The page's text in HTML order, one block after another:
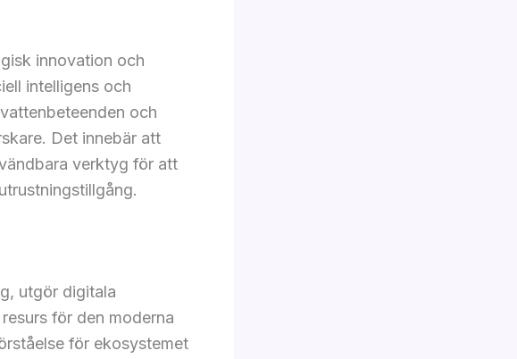
innovation och
intelligens och
och
Det innebär att
verktyg för att
utgör digitala
för den moderna
för ekosystemet